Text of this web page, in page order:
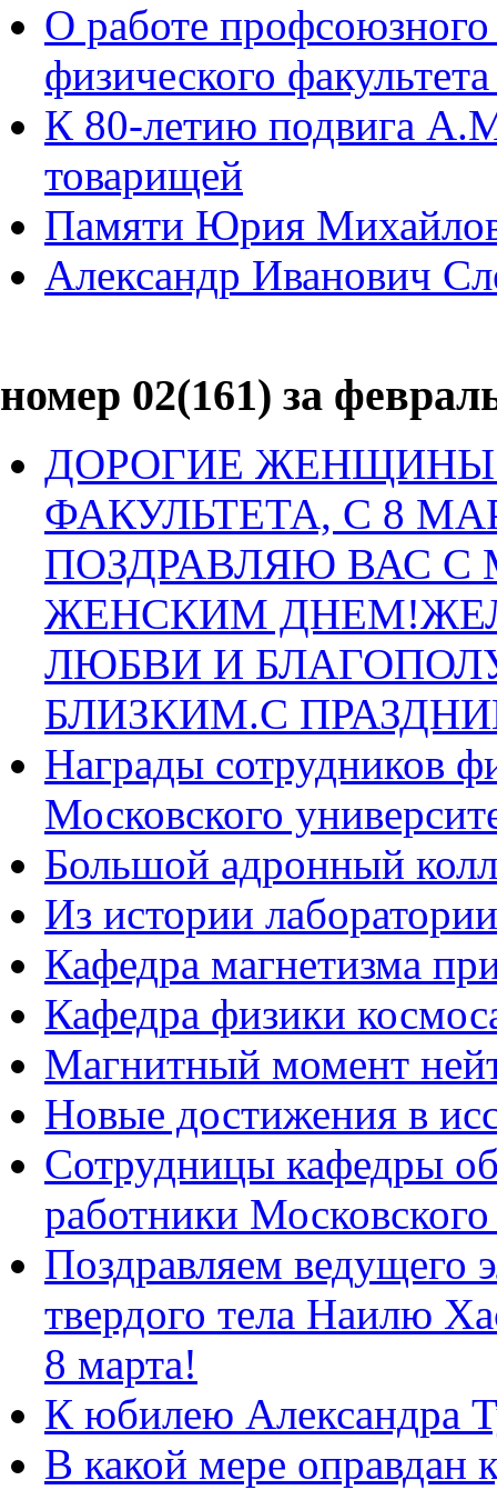
О работе профсоюзного
физического
К 80-летию подвига
товарищей
Памяти Юрия
Александр Иванович
номер 02(161) за
ДОРОГИЕ ЖЕНЩИНЫ
ФАКУЛЬТЕТА, С 8
ПОЗДРАВЛЯЮ ВАС
ЖЕНСКИМ
ЛЮБВИ И
БЛИЗКИМ.С
Награды сотрудников
Московского
Большой адронный
Из истории
Кафедра магнетизма
Кафедра физики
Магнитный момент
Новые достижения в
Сотрудницы кафедры
работники Московского
Поздравляем ведущего
твердого тела Наилю
8 марта!
К юбилею Александра
В какой мере оправдан